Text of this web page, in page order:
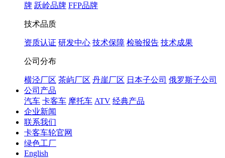
牌 跃岭品牌 FFP品牌
技术品质
资质认证 研发中心 技术保障 检验报告 技术成果
公司分布
横泾厂区 茶屿厂区 丹崖厂区 日本子公司 俄罗斯子公司
公司产品
汽车 卡客车 摩托车 ATV 经典产品
企业新闻
联系我们
卡客车轮官网
绿色工厂
English